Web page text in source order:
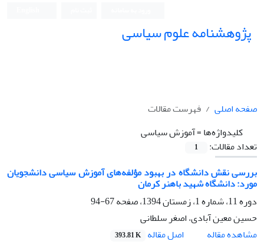
پژوهشنامه علوم سیاسی
صفحه اصلی
فهرست مقالات
کلیدواژه‌ها =آموزش سیاسی
تعداد مقالات:
1
بررسی نقش دانشگاه در بهبود مؤلفه‌های آموزش سیاسی دانشجویان
مورد: دانشگاه شهید باهنر کرمان
دوره 11، شماره 1، زمستان 1394، صفحه
67-94
حسین معین آبادی، اصغر سلطانی
مشاهده مقاله
اصل مقاله 393.81 K